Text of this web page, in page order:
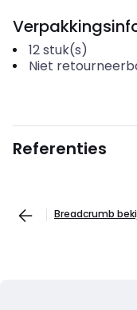
12stuk(s)
Niet
Referenties
Breadcrumb